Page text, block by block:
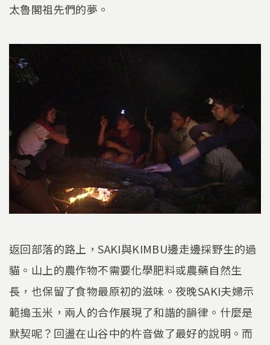
太魯閣祖先們的夢。
返回部落的路上，SAKI與KIMBU邊走邊採野生的過
貓。山上的農作物不需要化學肥料或農藥自然生
長，也保留了食物最原初的滋味。夜晚SAKI夫婦示
範搗玉米，兩人的合作展現了和諧的韻律。什麼是
默契呢？回盪在山谷中的杵音做了最好的說明。而